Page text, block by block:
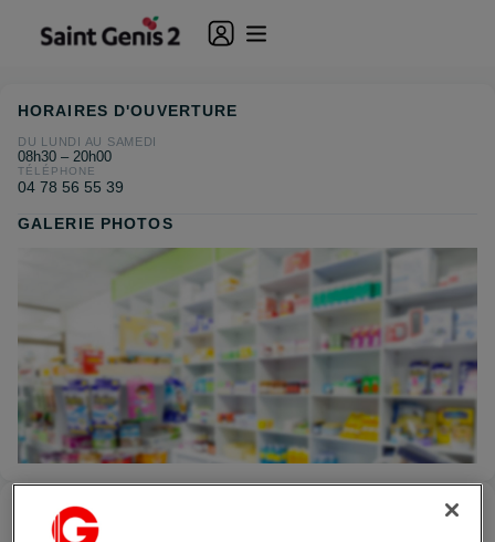
Pharmacie du centre
Genis-Laval
HORAIRES D'OUVERTURE
DU LUNDI AU SAMEDI
08h30 – 20h00
TÉLÉPHONE
04 78 56 55 39
GALERIE PHOTOS